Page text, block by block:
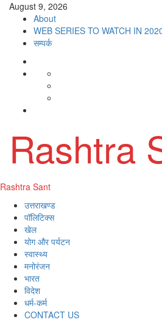
Skip
content
August 9, 2026
About
WEB SERIES TO WATCH IN
सम्पर्क
WEB
SERIES
Dehradun
Rashtra
Primary
Rashtra Sant
उत्तराखण्ड
पॉलिटिक्स
खेल
योग और पर्यटन
स्वास्थ्य
मनोरंजन
भारत
विदेश
धर्म-कर्म
CONTACT US